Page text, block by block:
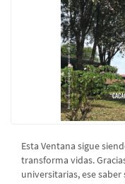
Esta Ventana sigue
transforma vidas.
universitarias, ese